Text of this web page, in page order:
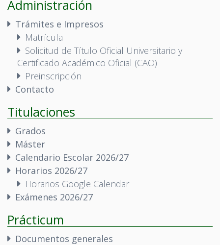
Administración
Trámites e Impresos
Matrícula
Solicitud de Título Oficial Universitario y
Certificado Académico Oficial (CAO)
Preinscripción
Contacto
Titulaciones
Grados
Máster
Calendario Escolar 2026/27
Horarios 2026/27
Horarios Google Calendar
Exámenes 2026/27
Prácticum
Documentos generales